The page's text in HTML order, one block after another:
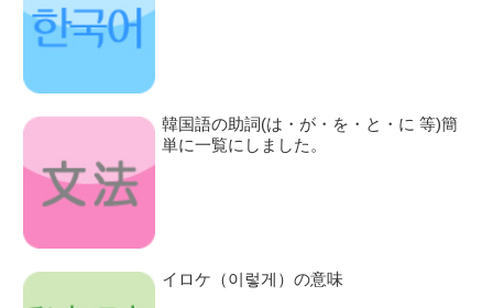
韓国語の助詞(は・が・を・と・に 等)簡
単に一覧にしました。
イロケ（이렇게）の意味